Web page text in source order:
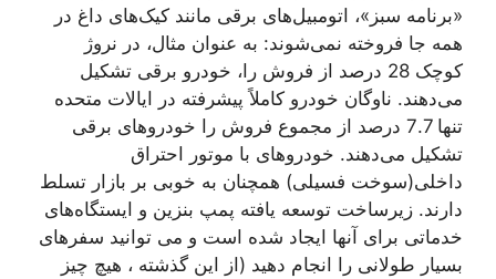
«برنامه سبز»، اتومبیل‌های برقی مانند کیک‌های داغ در
همه جا فروخته نمی‌شوند: به عنوان مثال، در نروژ
کوچک 28 درصد از فروش را، خودرو برقی تشکیل
می‌دهند. ناوگان خودرو کاملاً پیشرفته در ایالات متحده
تنها 7.7 درصد از مجموع فروش را خودروهای برقی
تشکیل می‌دهند. خودروهای با موتور احتراق
داخلی(سوخت فسیلی) همچنان به خوبی بر بازار تسلط
دارند. زیرساخت توسعه یافته پمپ بنزین و ایستگاه‌های
خدماتی برای آنها ایجاد شده است و می توانید سفرهای
بسیار طولانی را انجام دهید (از این گذشته ، هیچ چیز